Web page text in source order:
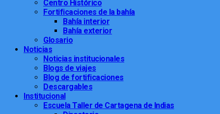
Centro Histórico
Fortificaciones de la bahía
Bahía interior
Bahía exterior
Glosario
Noticias
Noticias institucionales
Blogs de viajes
Blog de fortificaciones
Descargables
Institucional
Escuela Taller de Cartagena de Indias